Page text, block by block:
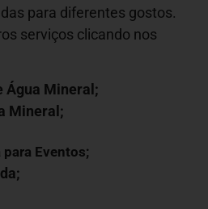
para diferentes gostos.
serviços clicando nos
Água Mineral;
Mineral;
Eventos;